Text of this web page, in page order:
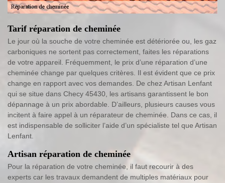
Tarif réparation de cheminée
Le jour où la souche de votre cheminée est détériorée ou, les gaz
carboniques ne sortent pas correctement, faites les réparations
de votre appareil. Fréquemment, le prix d’une réparation d’une
cheminée change par quelques critères. Il est évident que ce prix
change en rapport avec vos demandes. De chez Artisan Lenfant
qui se situe dans Checy 45430, les artisans garantissent le bon
dépannage à un prix abordable. D’ailleurs, plusieurs causes vous
incitent à faire appel à un réparateur de cheminée. Dans ce cas, il
est indispensable de solliciter l’aide d’un spécialiste tel que Artisan
Lenfant.
Artisan réparation de cheminée
Pour la réparation de votre cheminée, il faut recourir à des
experts car les travaux demandent de multiples matériaux pour